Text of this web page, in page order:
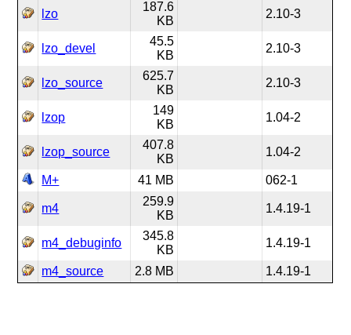
lzo
187.6
KB
2.10-3
lzo_devel
45.5
KB
2.10-3
lzo_source
625.7
KB
2.10-3
lzop
149
KB
1.04-2
lzop_source
407.8
KB
1.04-2
M+ 41 MB 062-1
m4
259.9
KB
1.4.19-1
m4_debuginfo
345.8
KB
1.4.19-1
m4_source 2.8 MB 1.4.19-1